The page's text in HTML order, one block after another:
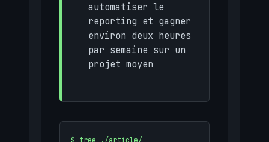
automatiser le
reporting et gagner
environ deux heures
par semaine sur un
projet moyen